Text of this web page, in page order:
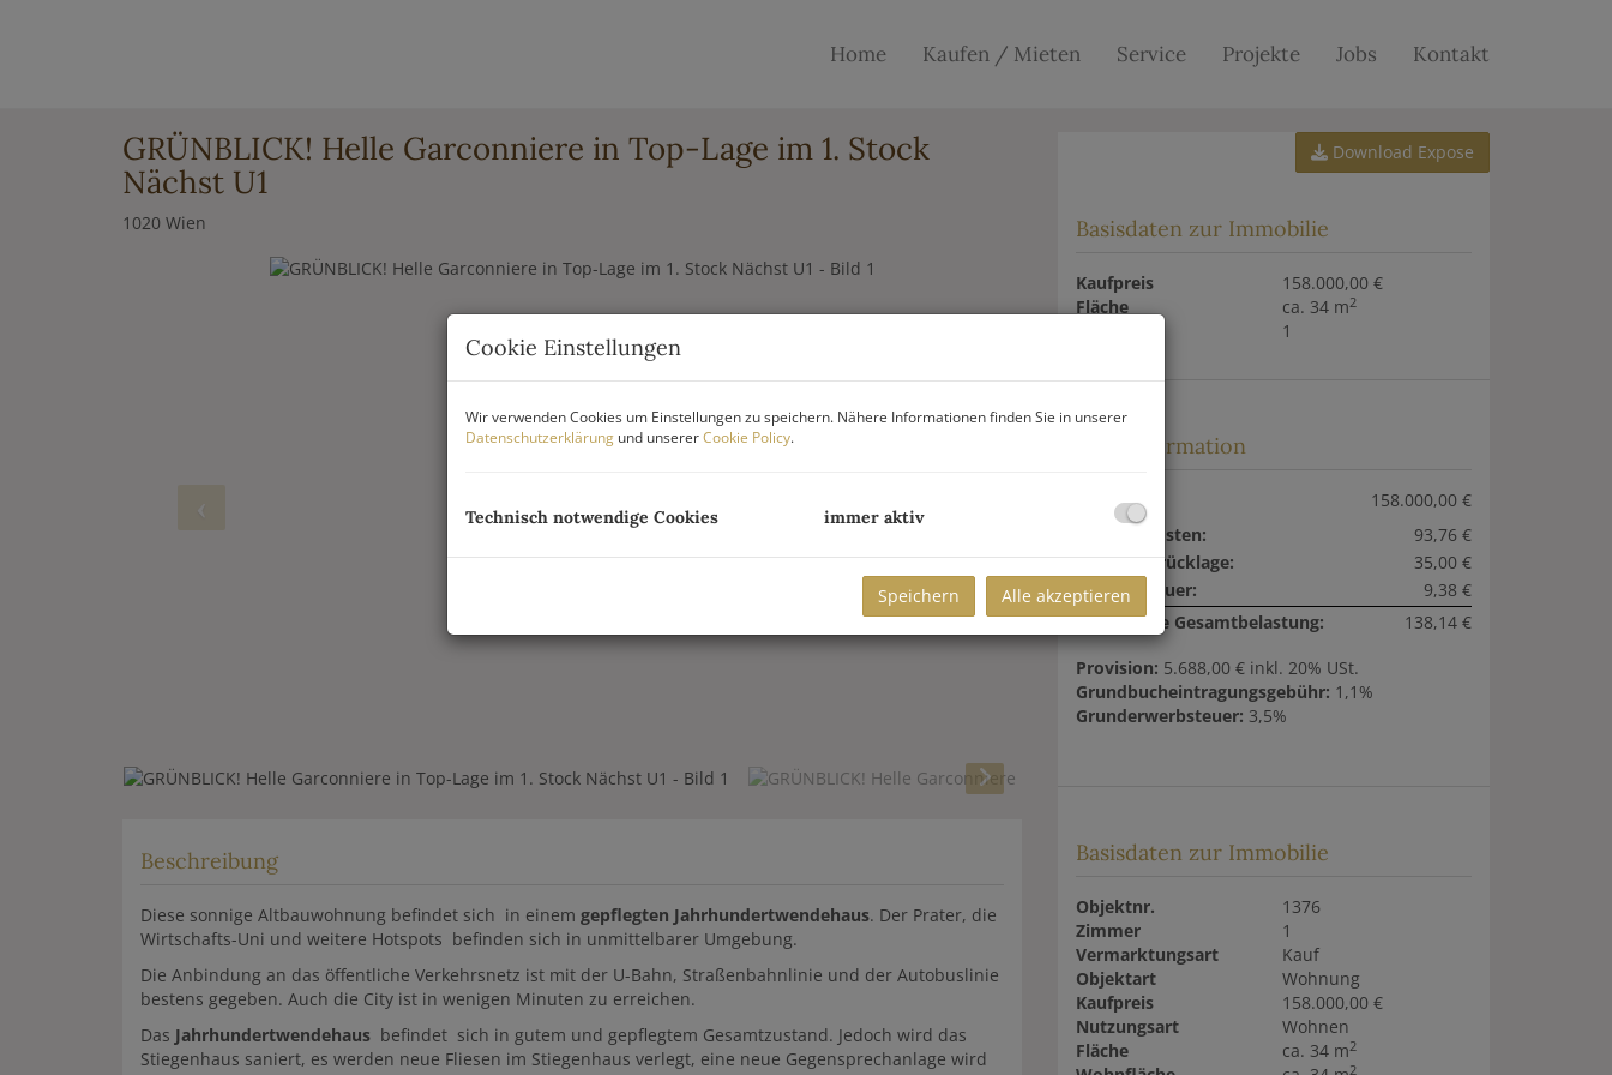
Home Kaufen / Mieten Service Projekte Jobs Kontakt
GRÜNBLICK! Helle Garconniere in Top-Lage im 1. Stock
Nächst U1
1020 Wien
Beschreibung
Diese sonnige Altbauwohnung befindet sich in einem gepflegten Jahrhundertwendehaus. Der Prater, die
Wirtschafts-Uni und weitere Hotspots befinden sich in unmittelbarer Umgebung.
Die Anbindung an das öffentliche Verkehrsnetz ist mit der U-Bahn, Straßenbahnlinie und der Autobuslinie
bestens gegeben. Auch die City ist in wenigen Minuten zu erreichen.
Das Jahrhundertwendehaus befindet sich in gutem und gepflegtem Gesamtzustand. Jedoch wird das
Stiegenhaus saniert, es werden neue Fliesen im Stiegenhaus verlegt, eine neue Gegensprechanlage wird
Download Expose
Basisdaten zur Immobilie
Kaufpreis
158.000,00 €
Fläche
ca. 34 m2
1
Preisinformation
Kaufpreis:
158.000,00 €
Betriebskosten:
93,76 €
Reparaturrücklage:
35,00 €
Umsatzsteuer:
9,38 €
monatliche Gesamtbelastung:
138,14 €
Provision: 5.688,00 € inkl. 20% USt.
Grundbucheintragungsgebühr: 1,1%
Grunderwerbsteuer: 3,5%
Basisdaten zur Immobilie
Objektnr.
1376
Zimmer
1
Vermarktungsart
Kauf
Objektart
Wohnung
Kaufpreis
158.000,00 €
Nutzungsart
Wohnen
Fläche
ca. 34 m2
2
Cookie Einstellungen
Wir verwenden Cookies um Einstellungen zu speichern. Nähere Informationen finden Sie in unserer
Datenschutzerklärung und unsererCookie Policy.
Technisch notwendige Cookies immer aktiv
Speichern Alle akzeptieren